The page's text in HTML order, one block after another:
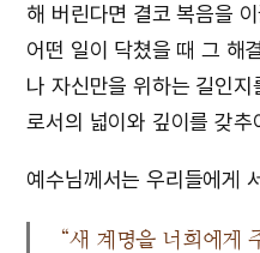
해 버린다면 결코 복음을
어떤 일이 닥쳤을 때 그 해
나 자신만을 위하는 길인
로서의 넓이와 깊이를 갖추
예수님께서는 우리들에게
“새 계명을 너희에게